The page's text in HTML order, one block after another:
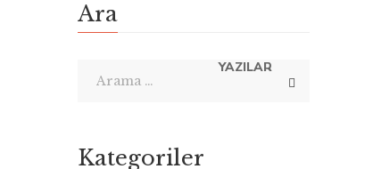
YAZILAR
Ara
Kategoriler